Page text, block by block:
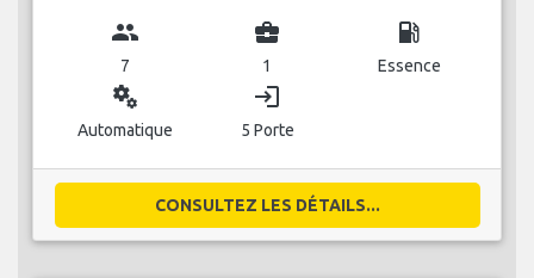
group
7
business_center
1
local_gas_station
Essence
miscellaneous_services
Automatique
login
5 Porte
CONSULTEZ LES DÉTAILS...